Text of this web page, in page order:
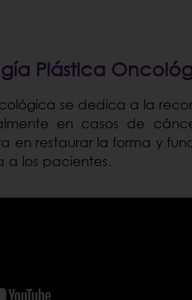
Plástica
se dedica a la
en casos de
en restaurar la forma y
a los pacientes.